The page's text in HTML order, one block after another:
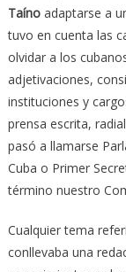
Taínoadaptarse a
tuvo en cuenta las
olvidar a los
adjetivaciones,
instituciones y
prensa escrita,
pasó a llamarse
Cuba o Primer
término nuestro
Cualquier tema
conllevaba una